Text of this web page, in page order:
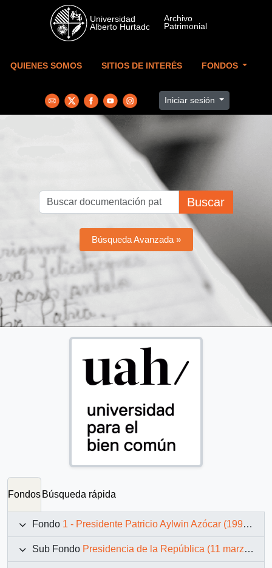
Skip to main content
QUIENES SOMOS SITIOS DE INTERÉS FONDOS
Iniciar sesión
Buscar
Búsqueda Avanzada »
Fondos Búsqueda rápida
Fondo 1 - Presidente Patricio Aylwin Azócar (1990-1994)
Sub Fondo Presidencia de la República (11 marzo 1990 – 11 marzo 1994)